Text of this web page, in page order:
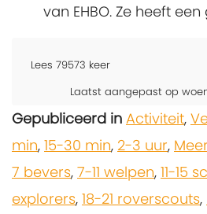
van EHBO. Ze heeft
Lees 79573 keer
Laatst aangepast op
Gepubliceerd in Activiteit,
min, 15-30 min, 2-3 uur,
7 bevers, 7-11 welpen, 11-15
explorers, 18-21 roverscouts,